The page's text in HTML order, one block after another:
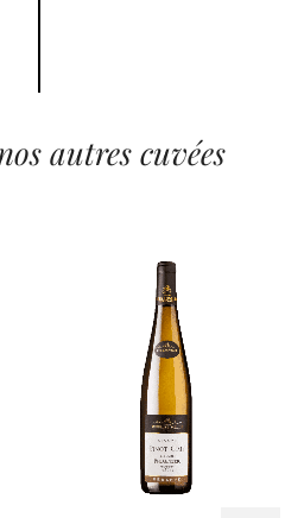
autres cuvées